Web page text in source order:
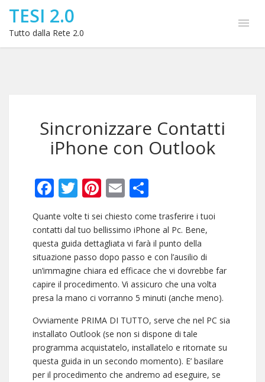
TESI 2.0
Tutto dalla Rete 2.0
Sincronizzare Contatti
iPhone con Outlook
Facebook
Twitter
Pinterest
Email
Quante volte ti sei chiesto come trasferire i tuoi
contatti dal tuo bellissimo iPhone al Pc. Bene,
questa guida dettagliata vi farà il punto della
situazione passo dopo passo e con l’ausilio di
un’immagine chiara ed efficace che vi dovrebbe far
capire il procedimento. Vi assicuro che una volta
presa la mano ci vorranno 5 minuti (anche meno).
Ovviamente PRIMA DI TUTTO, serve che nel PC sia
installato Outlook (se non si dispone di tale
programma acquistatelo, installatelo e ritornate su
questa guida in un secondo momento). E’ basilare
per il procedimento che andremo ad eseguire, se